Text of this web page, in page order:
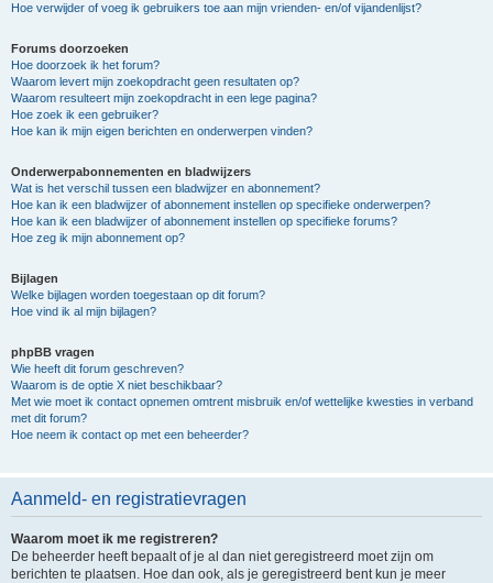
Hoe verwijder of voeg ik gebruikers toe aan mijn vrienden- en/of vijandenlijst?
Forums doorzoeken
Hoe doorzoek ik het forum?
Waarom levert mijn zoekopdracht geen resultaten op?
Waarom resulteert mijn zoekopdracht in een lege pagina?
Hoe zoek ik een gebruiker?
Hoe kan ik mijn eigen berichten en onderwerpen vinden?
Onderwerpabonnementen en bladwijzers
Wat is het verschil tussen een bladwijzer en abonnement?
Hoe kan ik een bladwijzer of abonnement instellen op specifieke onderwerpen?
Hoe kan ik een bladwijzer of abonnement instellen op specifieke forums?
Hoe zeg ik mijn abonnement op?
Bijlagen
Welke bijlagen worden toegestaan op dit forum?
Hoe vind ik al mijn bijlagen?
phpBB vragen
Wie heeft dit forum geschreven?
Waarom is de optie X niet beschikbaar?
Met wie moet ik contact opnemen omtrent misbruik en/of wettelijke kwesties in verband
met dit forum?
Hoe neem ik contact op met een beheerder?
Aanmeld- en registratievragen
Waarom moet ik me registreren?
De beheerder heeft bepaalt of je al dan niet geregistreerd moet zijn om
berichten te plaatsen. Hoe dan ook, als je geregistreerd bent kun je meer